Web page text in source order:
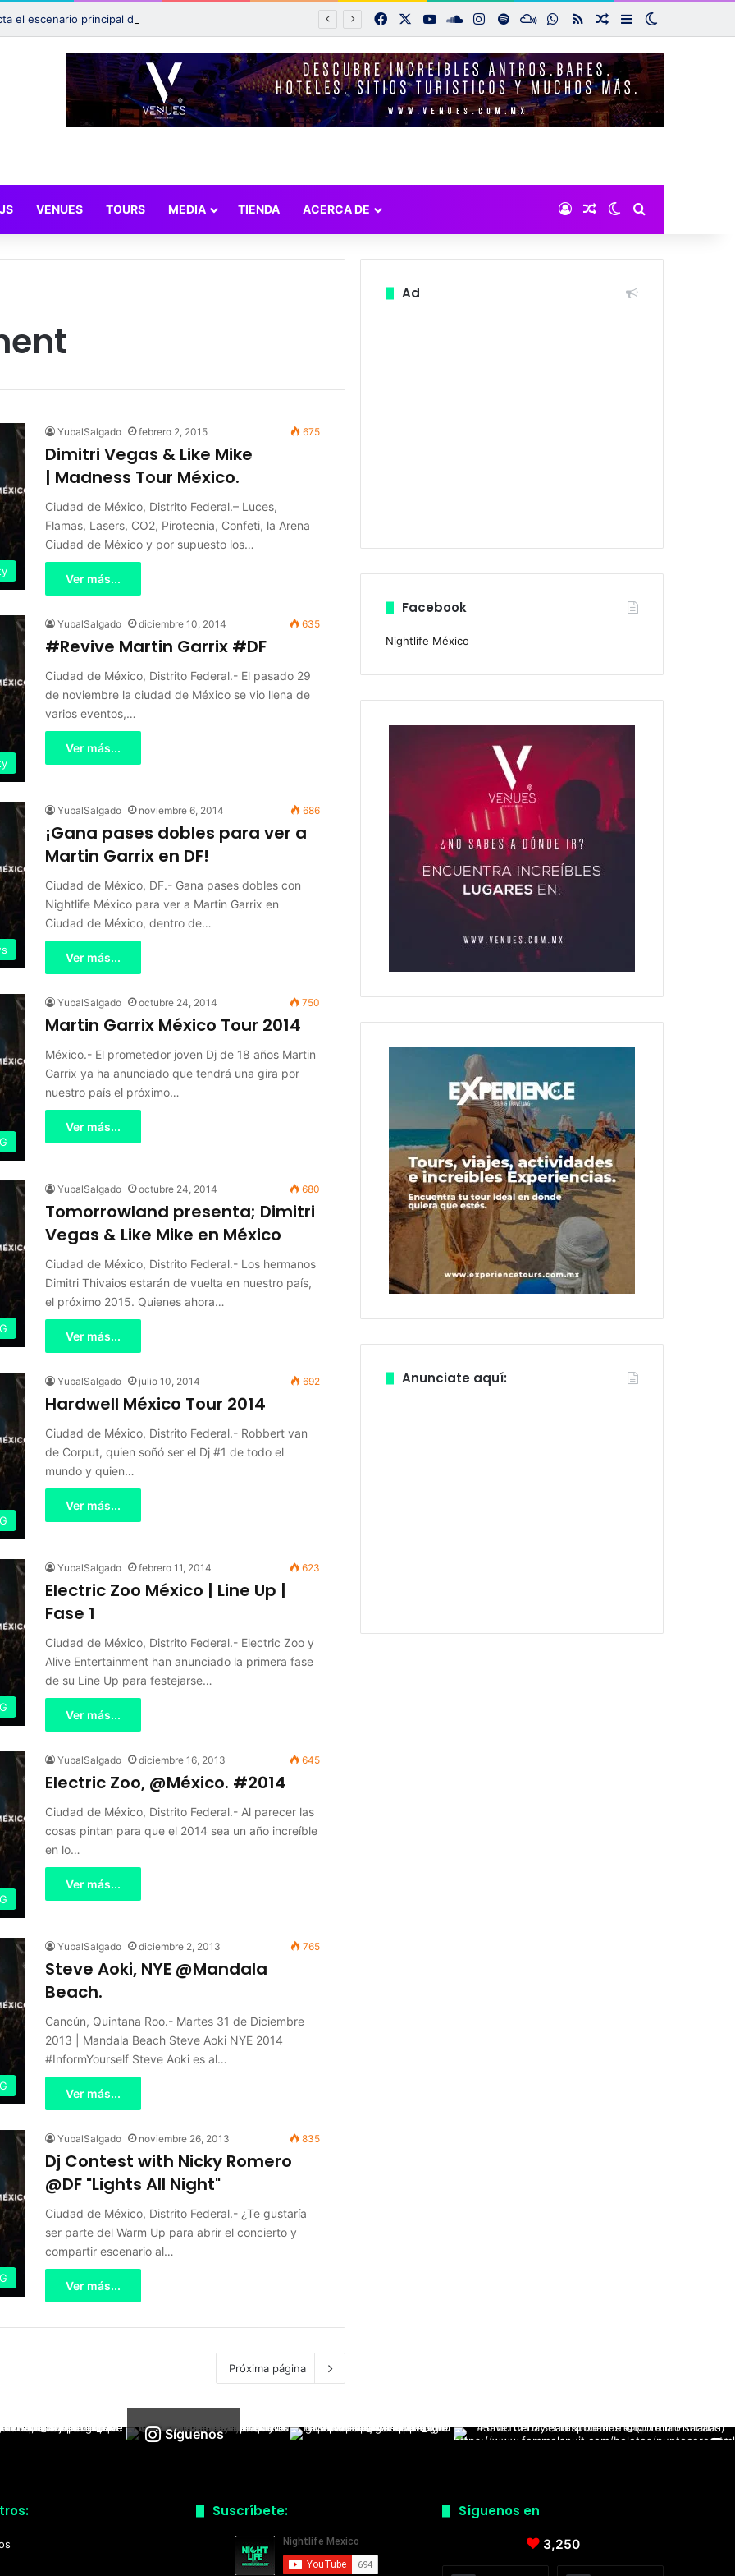
FacebookYouTubeSoundCloud
Instagram
SpotifyMixcloudWhatsApp
RSS Noticias aleatorias
Sidebar
VENUES TOURS MEDIA TIENDA ACERCA DE Iniciar sesión
Noticias aleatorias
Switch skin
Buscar por:
YubalSalgado febrero 2, 2015 675
Dimitri Vegas & Like Mike
| Madness Tour México.
Ciudad de México, Distrito Federal.– Luces,
Flamas, Lasers, CO2, Pirotecnia, Confeti, la Arena
Ciudad de México y por supuesto los…
Ver más...
YubalSalgado diciembre 10, 2014 635
#Revive Martin Garrix #DF
Ciudad de México, Distrito Federal.- El pasado 29
de noviembre la ciudad de México se vio llena de
varios eventos,…
Ver más...
YubalSalgado noviembre 6, 2014 686
¡Gana pases dobles para ver a
Martin Garrix en DF!
Ciudad de México, DF.- Gana pases dobles con
Nightlife México para ver a Martin Garrix en
Ciudad de México, dentro de…
Ver más...
YubalSalgado octubre 24, 2014 750
Martin Garrix México Tour 2014
México.- El prometedor joven Dj de 18 años Martin
Garrix ya ha anunciado que tendrá una gira por
nuestro país el próximo…
Ver más...
YubalSalgado octubre 24, 2014 680
Tomorrowland presenta; Dimitri
Vegas & Like Mike en México
Ciudad de México, Distrito Federal.- Los hermanos
Dimitri Thivaios estarán de vuelta en nuestro país,
el próximo 2015. Quienes ahora…
Ver más...
YubalSalgado julio 10, 2014 692
Hardwell México Tour 2014
Ciudad de México, Distrito Federal.- Robbert van
de Corput, quien soñó ser el Dj #1 de todo el
mundo y quien…
Ver más...
YubalSalgado febrero 11, 2014 623
Electric Zoo México | Line Up |
Fase 1
Ciudad de México, Distrito Federal.- Electric Zoo y
Alive Entertainment han anunciado la primera fase
de su Line Up para festejarse…
Ver más...
YubalSalgado diciembre 16, 2013 645
Electric Zoo, @México. #2014
Ciudad de México, Distrito Federal.- Al parecer las
cosas pintan para que el 2014 sea un año increíble
en lo…
Ver más...
YubalSalgado diciembre 2, 2013 765
Steve Aoki, NYE @Mandala
Beach.
Cancún, Quintana Roo.- Martes 31 de Diciembre
2013 | Mandala Beach Steve Aoki NYE 2014
#InformYourself Steve Aoki es al…
Ver más...
YubalSalgado noviembre 26, 2013 835
Dj Contest with Nicky Romero
@DF "Lights All Night"
Ciudad de México, Distrito Federal.- ¿Te gustaría
ser parte del Warm Up para abrir el concierto y
compartir escenario al…
Ver más...
Próxima página
Ad
Facebook
Nightlife México
Anunciate aquí:
Síguenos
Suscríbete: Síguenos en
3,250